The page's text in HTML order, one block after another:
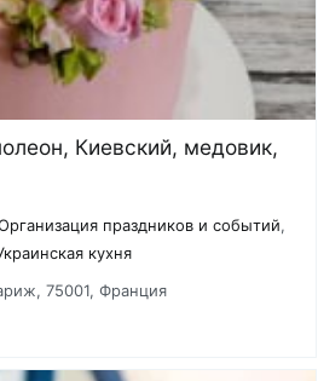
Киевский, медовик,
праздников и событий,
кухня
75001, Франция